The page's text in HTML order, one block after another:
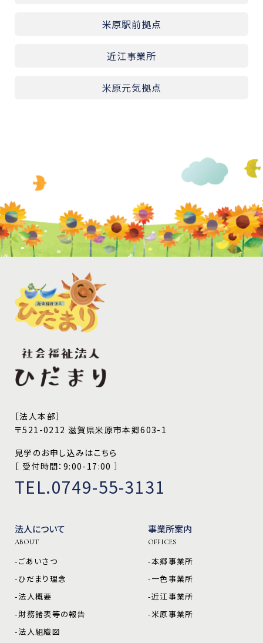
米原駅前拠点
近江事業所
米原元気拠点
［法人本部］
〒521-0212 滋賀県米原市本郷603-1
見学のお申し込みはこちら
［ 受付時間：9:00-17:00 ］
TEL.0749-55-3131
法人について
ABOUT
-ごあいさつ
-ひだまり理念
-法人概要
-財務諸表等の報告
-法人組織図
事業所案内
OFFICES
-本郷事業所
-一色事業所
-近江事業所
-米原事業所